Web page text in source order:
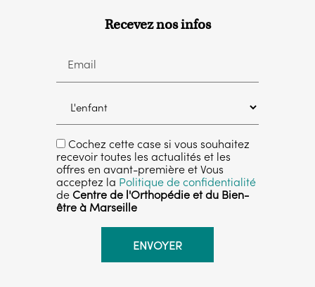
Recevez nos infos
Email
Cochez cette case si vous souhaitez
recevoir toutes les actualités et les
offres en avant-première et Vous
acceptez la Politique de confidentialité
deCentre de l'Orthopédie et du Bien-
être à Marseille